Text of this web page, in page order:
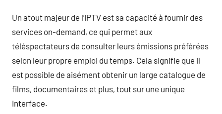
Un atout majeur de l’IPTV est sa capacité à fournir des
services on-demand, ce qui permet aux
téléspectateurs de consulter leurs émissions préférées
selon leur propre emploi du temps. Cela signifie que il
est possible de aisément obtenir un large catalogue de
films, documentaires et plus, tout sur une unique
interface.